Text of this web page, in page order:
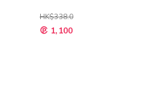
HK$338.0
特 1,100